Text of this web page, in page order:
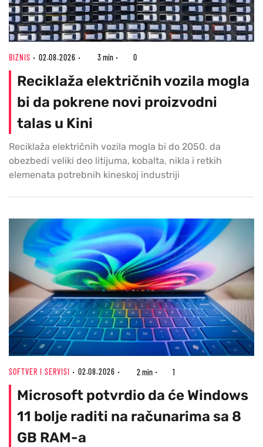
BIZNIS 02.08.2026 3 min 0
Reciklaža električnih vozila mogla
bi da pokrene novi proizvodni
talas u Kini
Reciklaža električnih vozila mogla bi do 2050. da
obezbedi veliki deo litijuma, kobalta, nikla i retkih
elemenata potrebnih kineskoj industriji
SOFTVER I SERVISI 02.08.2026 2 min 1
Microsoft potvrdio da će Windows
11 bolje raditi na računarima sa 8
GB RAM-a